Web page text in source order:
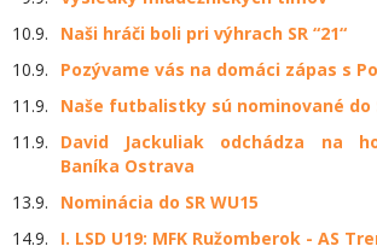
10.9.
Naši hráči boli pri výhrach SR “21“
10.9.
Pozývame vás na domáci zápas s
11.9.
Naše futbalistky sú nominované do
11.9.
David Jackuliak odchádza na
Baníka Ostrava
13.9.
Nominácia do SR WU15
14.9.
I. LSD U19: MFK Ružomberok - AS